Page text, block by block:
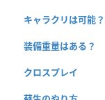
キャラクリは可能？
装備重量はある？
クロスプレイ